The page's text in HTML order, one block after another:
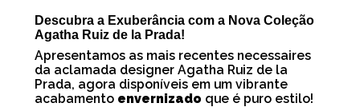
Descubra a Exuberância com a Nova Coleção
Agatha Ruiz de la Prada!
Apresentamos as mais recentes necessaires
da aclamada designer Agatha Ruiz de la
Prada, agora disponíveis em um vibrante
acabamento envernizado que é puro estilo!